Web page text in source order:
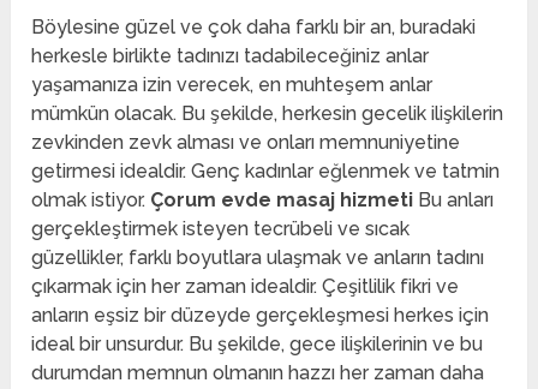
Böylesine güzel ve çok daha farklı bir an, buradaki
herkesle birlikte tadınızı tadabileceğiniz anlar
yaşamanıza izin verecek, en muhteşem anlar
mümkün olacak. Bu şekilde, herkesin gecelik ilişkilerin
zevkinden zevk alması ve onları memnuniyetine
getirmesi idealdir. Genç kadınlar eğlenmek ve tatmin
olmak istiyor. Çorum evde masaj hizmeti Bu anları
gerçekleştirmek isteyen tecrübeli ve sıcak
güzellikler, farklı boyutlara ulaşmak ve anların tadını
çıkarmak için her zaman idealdir. Çeşitlilik fikri ve
anların eşsiz bir düzeyde gerçekleşmesi herkes için
ideal bir unsurdur. Bu şekilde, gece ilişkilerinin ve bu
durumdan memnun olmanın hazzı her zaman daha